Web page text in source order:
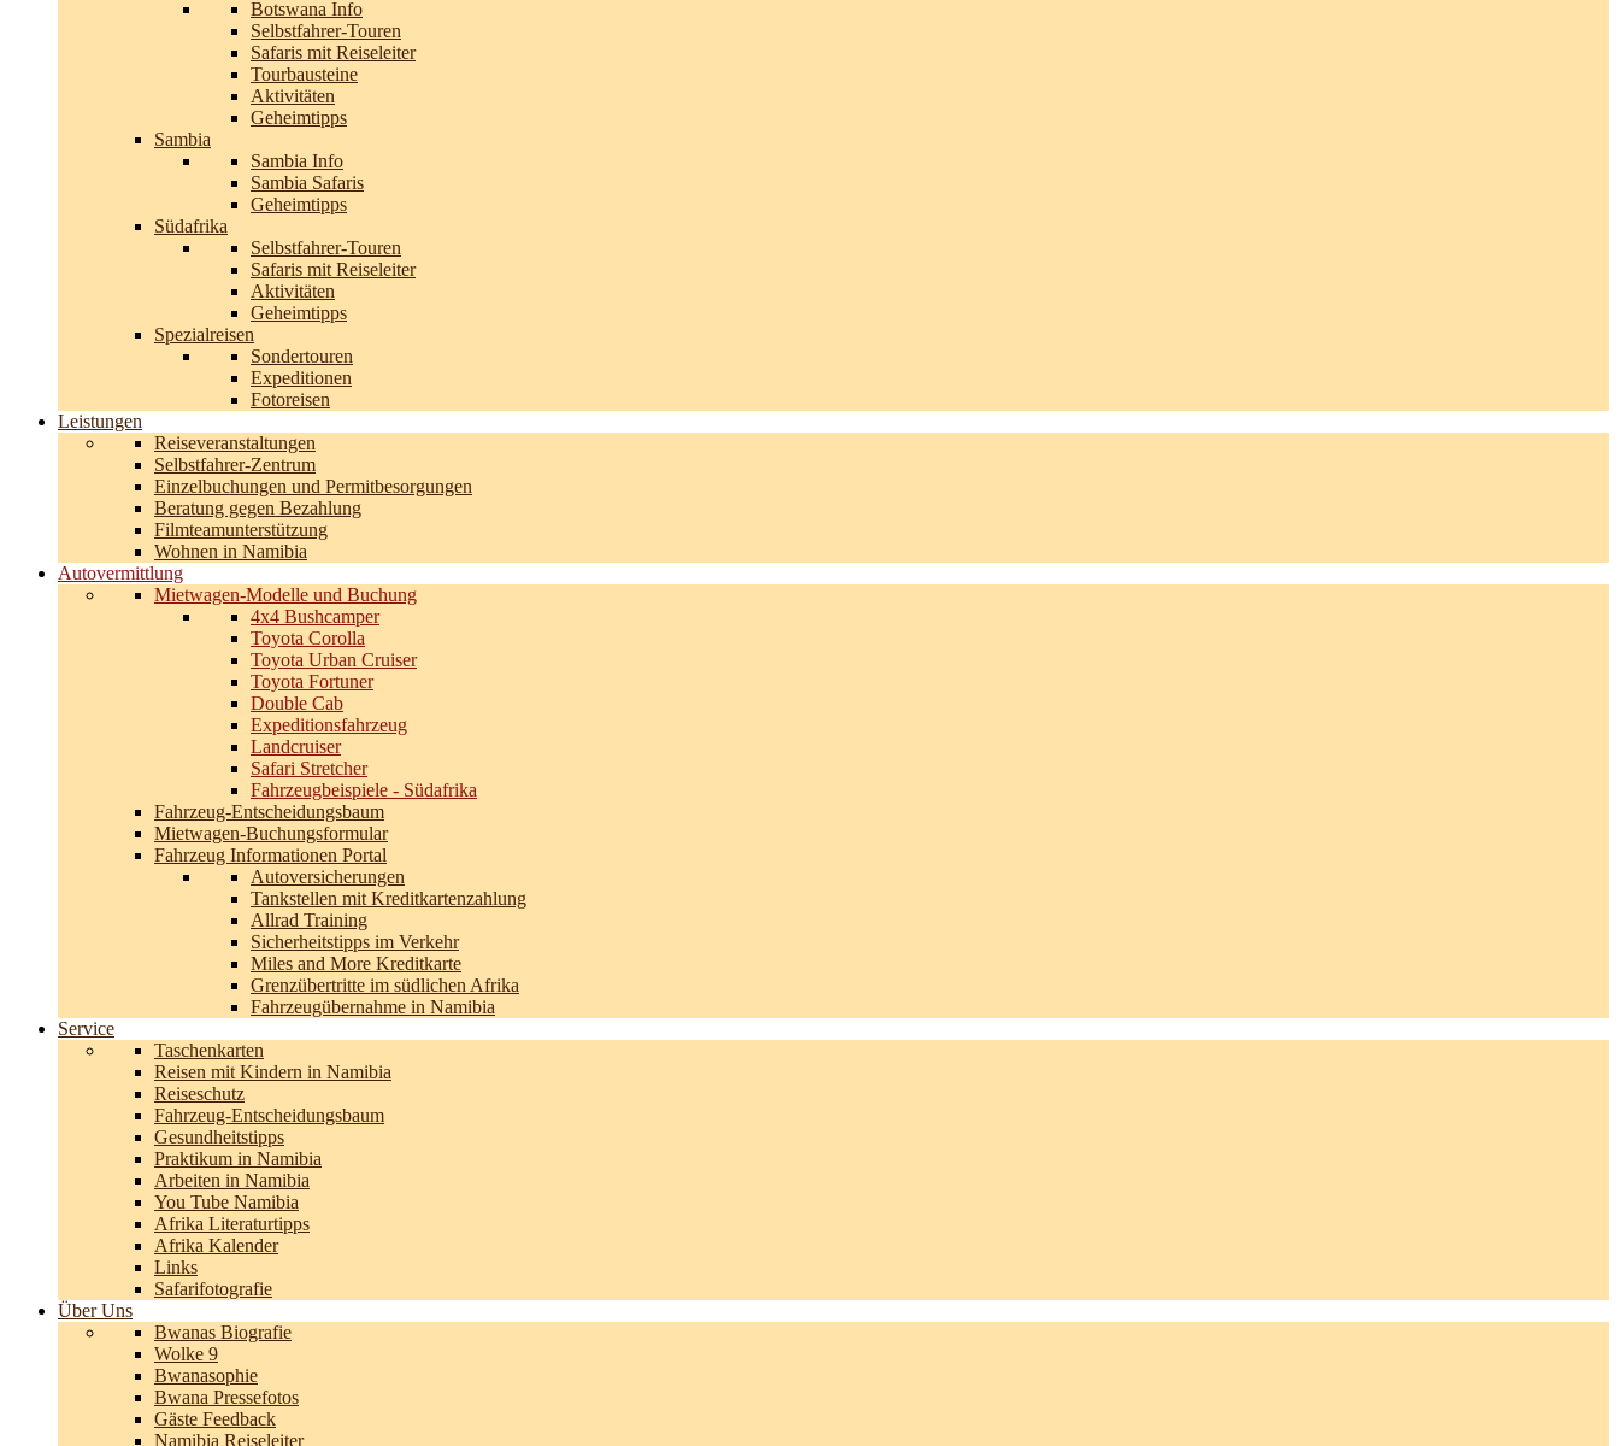
Botswana Info
Selbstfahrer-Touren
Safaris mit Reiseleiter
Tourbausteine
Aktivitäten
Geheimtipps
Sambia
Sambia Info
Sambia Safaris
Geheimtipps
Südafrika
Selbstfahrer-Touren
Safaris mit Reiseleiter
Aktivitäten
Geheimtipps
Spezialreisen
Sondertouren
Expeditionen
Fotoreisen
Leistungen
Reiseveranstaltungen
Selbstfahrer-Zentrum
Einzelbuchungen und Permitbesorgungen
Beratung gegen Bezahlung
Filmteamunterstützung
Wohnen in Namibia
Autovermittlung
Mietwagen-Modelle und Buchung
4x4 Bushcamper
Toyota Corolla
Toyota Urban Cruiser
Toyota Fortuner
Double Cab
Expeditionsfahrzeug
Landcruiser
Safari Stretcher
Fahrzeugbeispiele - Südafrika
Fahrzeug-Entscheidungsbaum
Mietwagen-Buchungsformular
Fahrzeug Informationen Portal
Autoversicherungen
Tankstellen mit Kreditkartenzahlung
Allrad Training
Sicherheitstipps im Verkehr
Miles and More Kreditkarte
Grenzübertritte im südlichen Afrika
Fahrzeugübernahme in Namibia
Service
Taschenkarten
Reisen mit Kindern in Namibia
Reiseschutz
Fahrzeug-Entscheidungsbaum
Gesundheitstipps
Praktikum in Namibia
Arbeiten in Namibia
You Tube Namibia
Afrika Literaturtipps
Afrika Kalender
Links
Safarifotografie
Über Uns
Bwanas Biografie
Wolke 9
Bwanasophie
Bwana Pressefotos
Gäste Feedback
Namibia Reiseleiter